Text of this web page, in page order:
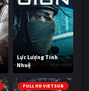
Lực Lượng Tinh
Nhuệ
FULL HD VIETSUB